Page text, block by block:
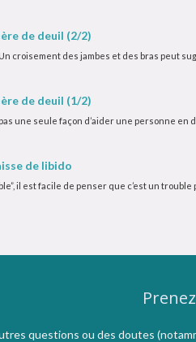
de deuil (2/2)
croisement des jambes et des bras peut
de deuil (1/2)
une seule façon d’aider une personne en
de libido
il est facile de penser que c’est un trouble
questions ou des doutes